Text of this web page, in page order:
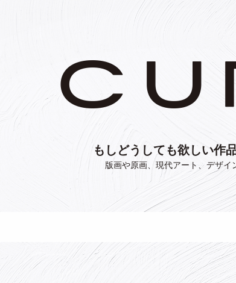
もしどうしても欲しい作
版画や原画、現代アート、デザ